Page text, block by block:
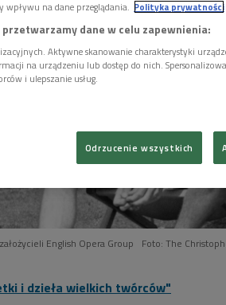
English Opera Group
Foto: The
i dzieła wielkich twórców"
na dane przeglądania. Polityka prywatności
dane w celu zapewnienia:
Aktywne skanowanie charakterystyki
na urządzeniu lub dostęp do nich.
i ulepszanie usług.
Odrzucenie wszystkich